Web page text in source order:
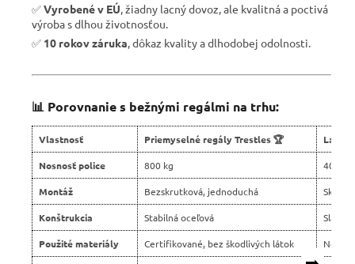
✅Vyrobené v EÚ , žiadny lacný dovoz, ale kvalitná a poctivá
výroba s dlhou životnosťou.
✅ 10 rokov záruka , dôkaz kvality a dlhodobej odolnosti.
📊 Porovnanie s bežnými regálmi na trhu:
Vlastnosť Priemyselné regály Trestles 🏆 Lacné
Nosnosť police 800 kg 400 kg
Montáž Bezskrutková, jednoduchá
Konštrukcia Stabilná oceľová Slabší
Použité materiály Certifikované, bez škodlivých látok